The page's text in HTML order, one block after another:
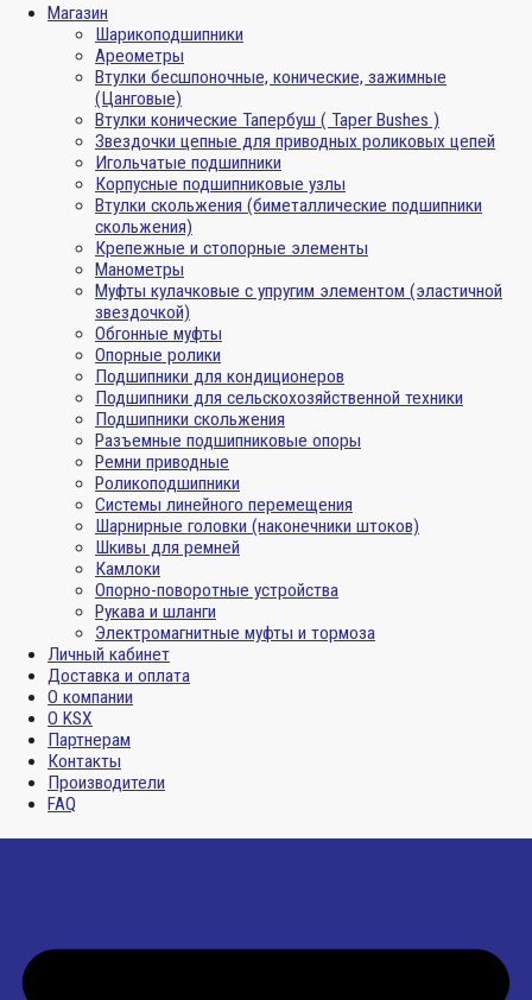
Магазин
Шарикоподшипники
Ареометры
Втулки бесшпоночные, конические, зажимные
(Цанговые)
Втулки конические Тапербуш ( Taper Bushes )
Звездочки цепные для приводных роликовых цепей
Игольчатые подшипники
Корпусные подшипниковые узлы
Втулки скольжения (биметаллические подшипники
скольжения)
Крепежные и стопорные элементы
Манометры
Муфты кулачковые с упругим элементом (эластичной
звездочкой)
Обгонные муфты
Опорные ролики
Подшипники для кондиционеров
Подшипники для сельскохозяйственной техники
Подшипники скольжения
Разъемные подшипниковые опоры
Ремни приводные
Роликоподшипники
Системы линейного перемещения
Шарнирные головки (наконечники штоков)
Шкивы для ремней
Камлоки
Опорно-поворотные устройства
Рукава и шланги
Электромагнитные муфты и тормоза
Личный кабинет
Доставка и оплата
О компании
О KSX
Партнерам
Контакты
Производители
FAQ